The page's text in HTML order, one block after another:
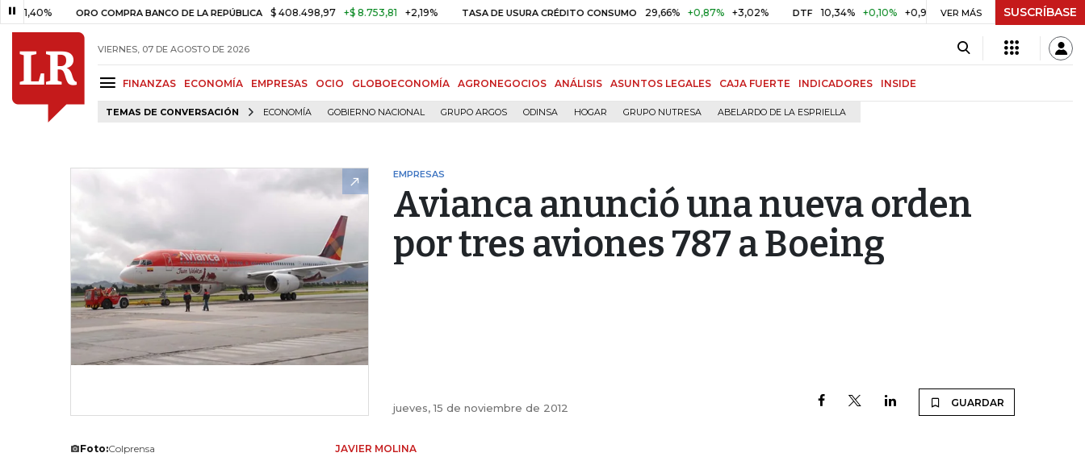
ORO COMPRA BANCO DE LA REPÚBLICA $ 408.498,97 +$ 8.753,81 +2,19% TASA DE USURA CRÉDITO CONSUMO 29,66% +0,87% +3,02% DTF 10,34% +0,10% +0,98% UVR $ 416,91 +$ 0,05 +0,01%
VER MÁS SUSCRÍBASE
VIERNES, 07 DE AGOSTO DE 2026
FINANZAS ECONOMÍA EMPRESAS OCIO GLOBOECONOMÍA AGRONEGOCIOS ANÁLISIS ASUNTOS LEGALES CAJA FUERTE INDICADORES INSIDE
TEMAS DE CONVERSACIÓN ECONOMÍA GOBIERNO NACIONAL GRUPO ARGOS ODINSA HOGAR GRUPO NUTRESA ABELARDO DE LA ESPRIELLA
EMPRESAS
Avianca anunció una nueva orden
por tres aviones 787 a Boeing
jueves, 15 de noviembre de 2012 GUARDAR
Foto:Colprensa JAVIER MOLINA